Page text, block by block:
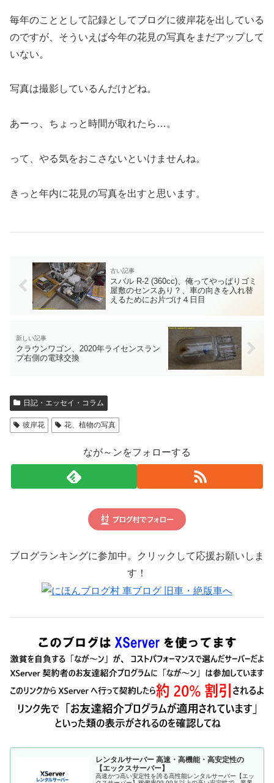
毎年のこととして記録としてブログに彼岸花を出している
のですが、そういえば今年の花見の写真をまだアップして
いない。
写真は撮影しているんだけどね。
あーっ、ちょっと時間が取れたら…。
って、やる気をおこさないといけませんね。
きっと年内に花見の写真を出すと思います。
スバル R-2 (360cc)、俺ってやっぱりゴミ
屋敷のセンスあり？、車の向きを入れ替
えるためにお片づけ４日目
クラウンワゴン、2020年ライセンスラン
プ右側の電球交換
日記・エッセイ・コラム
彼岸花 花、植物の写真
なが～ンをフォローする
ブログランキングに参加中。クリックして応援お願いしま
す！
レンタルサーバー 高速・高機能・高安定性の
【エックスサーバー】
高速かつ高い安定性を誇る高性能レンタルサーバー【エッ